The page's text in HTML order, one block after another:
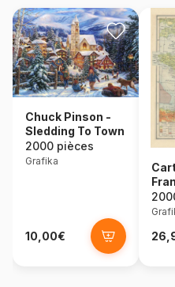
Chuck Pinson -
Sledding To Town
2000 pièces
Grafika
10,00€
-